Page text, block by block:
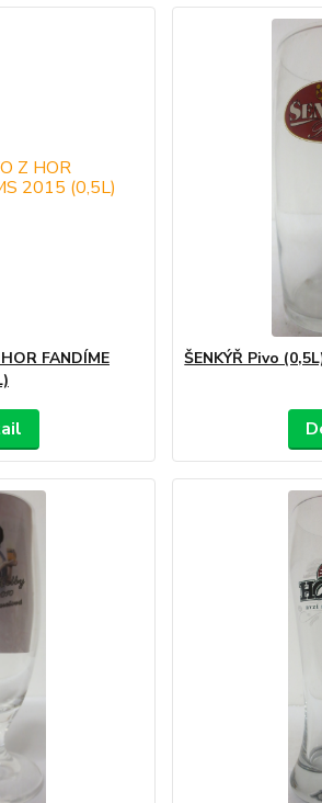
FANDÍME
ŠENKÝŘ Pivo